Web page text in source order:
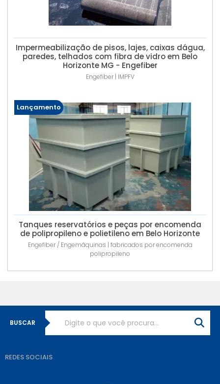
Impermeabilização de pisos, lajes, caixas dágua,
paredes, telhados com fibra de vidro em Belo
Horizonte MG - Engefiber
Engefiber | IMPFV
Lançamento
Tanques reservatórios e peças por encomenda
de polipropileno e polietileno em Belo Horizonte
Engefiber / Engemáquinas | fabricados por encomenda
polipropileno
BUSCAR
REDES SOCIAIS